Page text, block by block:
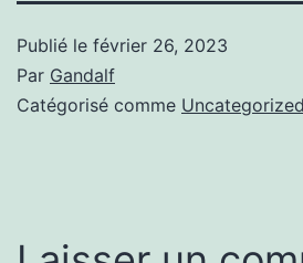
Publié le février 26, 2023
Par Gandalf
Catégorisé comme Uncategorized